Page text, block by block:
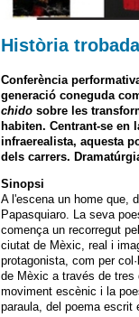
Història
Conferència
generació coneguda
chido sobre les
habiten. Centrant-se en
infraerealista, aquesta
dels carrers.
Sinopsi
A l'escena un home que,
Papasquiaro. La seva
comença un recorregut
ciutat de Mèxic, real i
protagonista, com per
de Mèxic a través de tres
moviment escènic i la
paraula, del poema escrit